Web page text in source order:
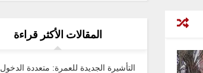
المقالات الأكثر قراءة
التأشيرة الجديدة للعمرة: متعددة الدخول